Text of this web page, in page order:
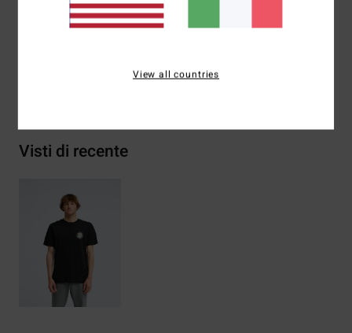
Composizione[Tessuto principale] 100% cotone
Visti di recente
View all countries